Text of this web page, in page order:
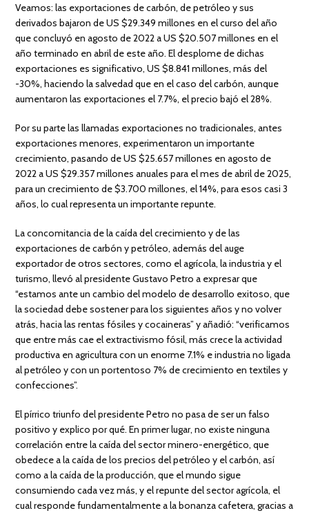
Veamos: las exportaciones de carbón, de petróleo y sus
derivados bajaron de US $29.349 millones en el curso del año
que concluyó en agosto de 2022 a US $20.507 millones en el
año terminado en abril de este año. El desplome de dichas
exportaciones es significativo, US $8.841 millones, más del
-30%, haciendo la salvedad que en el caso del carbón, aunque
aumentaron las exportaciones el 7.7%, el precio bajó el 28%.
Por su parte las llamadas exportaciones no tradicionales, antes
exportaciones menores, experimentaron un importante
crecimiento, pasando de US $25.657 millones en agosto de
2022 a US $29.357 millones anuales para el mes de abril de 2025,
para un crecimiento de $3.700 millones, el 14%, para esos casi 3
años, lo cual representa un importante repunte.
La concomitancia de la caída del crecimiento y de las
exportaciones de carbón y petróleo, además del auge
exportador de otros sectores, como el agrícola, la industria y el
turismo, llevó al presidente Gustavo Petro a expresar que
“estamos ante un cambio del modelo de desarrollo exitoso, que
la sociedad debe sostener para los siguientes años y no volver
atrás, hacia las rentas fósiles y cocaineras” y añadió: “verificamos
que entre más cae el extractivismo fósil, más crece la actividad
productiva en agricultura con un enorme 7.1% e industria no ligada
al petróleo y con un portentoso 7% de crecimiento en textiles y
confecciones”.
El pírrico triunfo del presidente Petro no pasa de ser un falso
positivo y explico por qué. En primer lugar, no existe ninguna
correlación entre la caída del sector minero-energético, que
obedece a la caída de los precios del petróleo y el carbón, así
como a la caída de la producción, que el mundo sigue
consumiendo cada vez más, y el repunte del sector agrícola, el
cual responde fundamentalmente a la bonanza cafetera, gracias a